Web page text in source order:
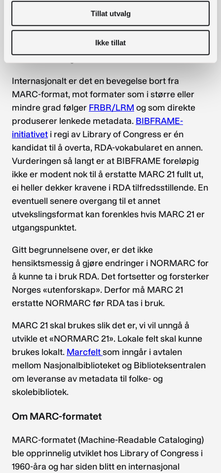
Tillat utvalg
Ikke tillat
title of work». Elementene er spesifisert som
lenkede data). Dette vil gjøre det enklere å
konvertere MARC 21-poster til lenkede data, også
før en omforent arvtaker etter MARC har
manifestert seg.
Internasjonalt er det en bevegelse bort fra
MARC-format, mot formater som i større eller
mindre grad følger FRBR/LRM og som direkte
produserer lenkede metadata. BIBFRAME-
initiativet i regi av Library of Congress er én
kandidat til å overta, RDA-vokabularet en annen.
Vurderingen så langt er at BIBFRAME foreløpig
ikke er modent nok til å erstatte MARC 21 fullt ut,
ei heller dekker kravene i RDA tilfredsstillende. En
eventuell senere overgang til et annet
utvekslingsformat kan forenkles hvis MARC 21 er
utgangspunktet.
Gitt begrunnelsene over, er det ikke
hensiktsmessig å gjøre endringer i NORMARC for
å kunne ta i bruk RDA. Det fortsetter og forsterker
Norges «utenforskap». Derfor må MARC 21
erstatte NORMARC før RDA tas i bruk.
MARC 21 skal brukes slik det er, vi vil unngå å
utvikle et «NORMARC 21». Lokale felt skal kunne
brukes lokalt. Marcfeltsom inngår i avtalen
mellom Nasjonalbiblioteket og Biblioteksentralen
om leveranse av metadata til folke- og
skolebibliotek.
Om MARC-formatet
MARC-formatet (Machine-Readable Cataloging)
ble opprinnelig utviklet hos Library of Congress i
1960-åra og har siden blitt en internasjonal